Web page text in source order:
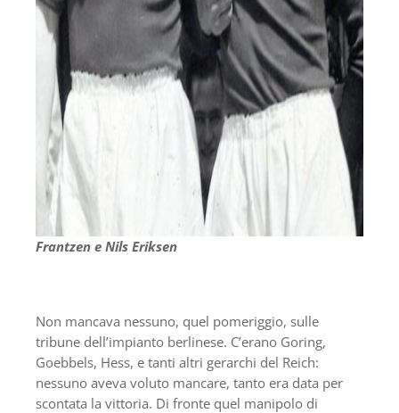
Frantzen e Nils Eriksen
Non mancava nessuno, quel pomeriggio, sulle
tribune dell’impianto berlinese. C’erano Goring,
Goebbels, Hess, e tanti altri gerarchi del Reich:
nessuno aveva voluto mancare, tanto era data per
scontata la vittoria. Di fronte quel manipolo di